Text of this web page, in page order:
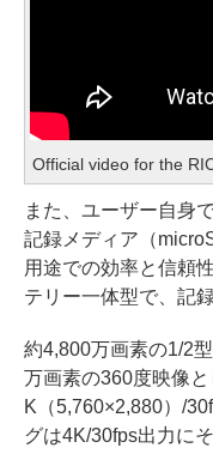
Official video for the
また、ユーザー自身
記録メディア（
用途での効率と信頼
テリー一体型で、記
約4,800万画素の1/2
万画素の360度映像
K（5,760×2,880）/
グは4K/30fps出力に